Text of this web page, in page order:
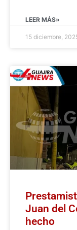
LEER MÁS»
15 diciembre,
Juan del
hecho